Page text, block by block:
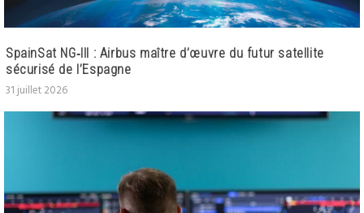
SpainSat NG‑III : Airbus maître d’œuvre du futur satellite
sécurisé de l’Espagne
31 juillet 2026